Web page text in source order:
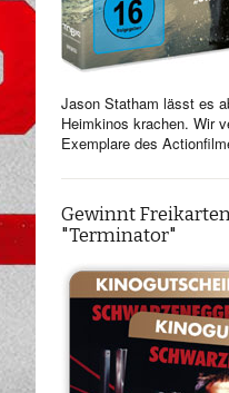
Jason Statham lässt es
Heimkinos krachen. Wir
Exemplare des
Gewinnt
"Terminator"